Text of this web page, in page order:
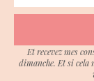
Et recevez mes
dimanche. Et si cela